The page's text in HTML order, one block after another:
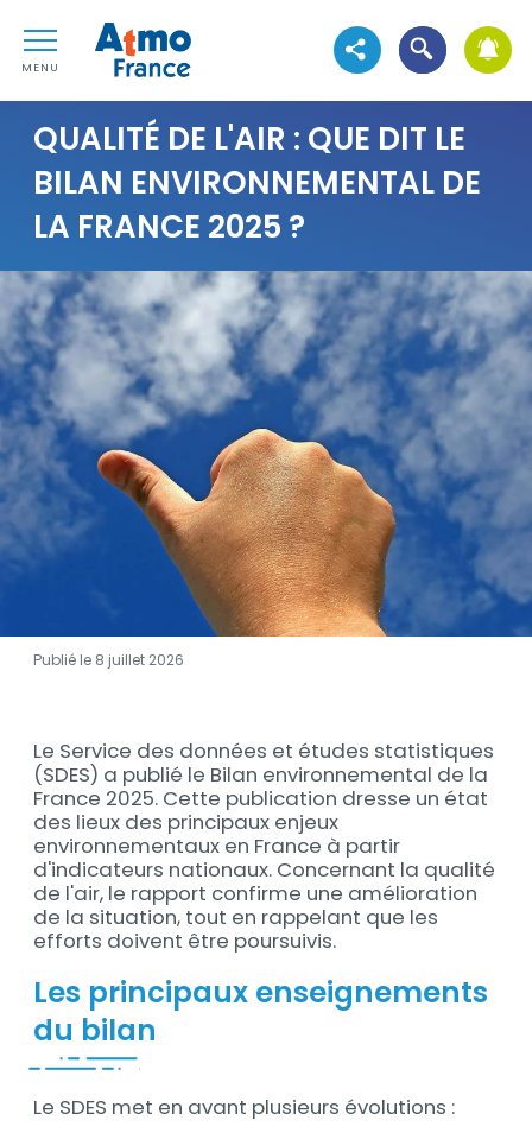
Aller au premier menu de navigation
Aller à la recherche
MENU
Atmo France
Voir les réseaux sociaux
Ouvrir la
QUALITÉ DE L'AIR : QUE DIT LE
BILAN ENVIRONNEMENTAL DE
LA FRANCE 2025 ?
Visuel
Publié le 8 juillet 2026
Contenu
Le Service des données et études statistiques
(SDES) a publié le Bilan environnemental de la
France 2025. Cette publication dresse un état
des lieux des principaux enjeux
environnementaux en France à partir
d'indicateurs nationaux. Concernant la qualité
de l'air, le rapport confirme une amélioration
de la situation, tout en rappelant que les
efforts doivent être poursuivis.
Les principaux enseignements
du bilan
Le SDES met en avant plusieurs évolutions :